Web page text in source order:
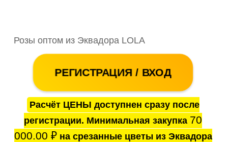
Розы оптом из Эквадора LOLA
РЕГИСТРАЦИЯ / ВХОД
Расчёт ЦЕНЫ доступнен сразу после
регистрации. Минимальная закупка 70
000.00 ₽на срезанные цветы из Эквадора